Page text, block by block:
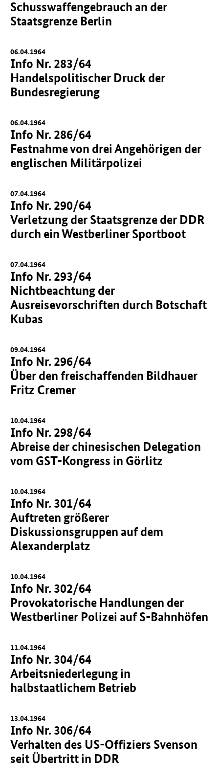
Schusswaffengebrauch an der
Staatsgrenze Berlin
06.04.1964
Info Nr. 283/64
Handelspolitischer Druck der
Bundesregierung
06.04.1964
Info Nr. 286/64
Festnahme von drei Angehörigen der
englischen Militärpolizei
07.04.1964
Info Nr. 290/64
Verletzung der Staatsgrenze der DDR
durch ein Westberliner Sportboot
07.04.1964
Info Nr. 293/64
Nichtbeachtung der
Ausreisevorschriften durch Botschaft
Kubas
09.04.1964
Info Nr. 296/64
Über den freischaffenden Bildhauer
Fritz Cremer
10.04.1964
Info Nr. 298/64
Abreise der chinesischen Delegation
vom GST-Kongress in Görlitz
10.04.1964
Info Nr. 301/64
Auftreten größerer
Diskussionsgruppen auf dem
Alexanderplatz
10.04.1964
Info Nr. 302/64
Provokatorische Handlungen der
Westberliner Polizei auf S-Bahnhöfen
11.04.1964
Info Nr. 304/64
Arbeitsniederlegung in
halbstaatlichem Betrieb
13.04.1964
Info Nr. 306/64
Verhalten des US-Offiziers Svenson
seit Übertritt in DDR